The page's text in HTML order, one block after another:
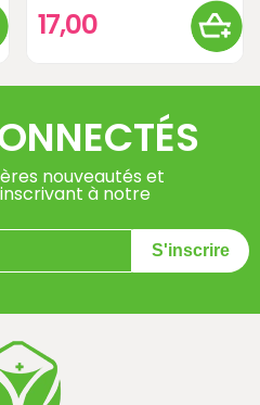
17,00
nouveautés et
à notre
S'inscrire